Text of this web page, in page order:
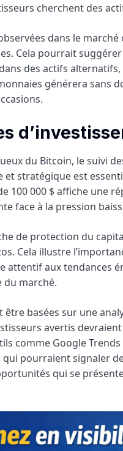
cherchent des
dans le
Cela pourrait
des actifs
générera sans
du Bitcoin, le suivi
et stratégique est
100 000 $ affiche une
face à la pression
de protection du
Cela illustre
attentif aux
du marché.
être basées sur une
avertis
comme Google
pourraient signaler
qui se